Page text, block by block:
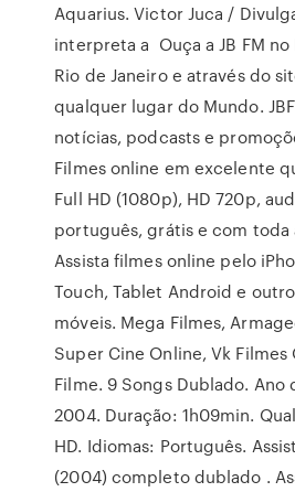
Aquarius. Victor Juca /
interpreta a Ouça a JB FM no
Rio de Janeiro e através do
qualquer lugar do Mundo.
notícias, podcasts e
Filmes online em excelente
Full HD (1080p), HD 720p,
português, grátis e com toda
Assista filmes online pelo
Touch, Tablet Android e
móveis. Mega Filmes,
Super Cine Online, Vk
Filme. 9 Songs Dublado. Ano
2004. Duração: 1h09min.
HD. Idiomas: Português.
(2004) completo dublado .